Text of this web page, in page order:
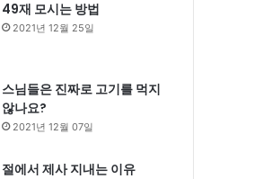
49재 모시는 방법
2021년 12월 25일
스님들은 진짜로 고기를 먹지
않나요?
2021년 12월 07일
절에서 제사 지내는 이유